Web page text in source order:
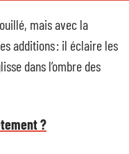
mais avec la
additions : il éclaire les
dans l’ombre des
?